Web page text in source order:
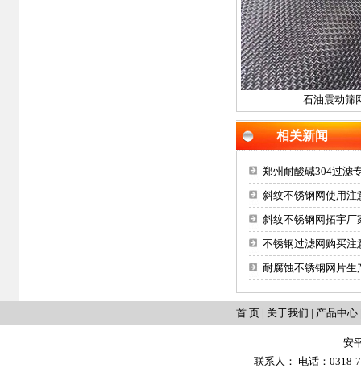
石油震动筛
相关新闻
郑州耐酸碱304过滤
斜纹不锈钢网使用注
斜纹不锈钢网拓宇厂
不锈钢过滤网购买注
耐腐蚀不锈钢网片生
首 页 | 关于我们 | 产品中心
安
联系人： 电话：0318-